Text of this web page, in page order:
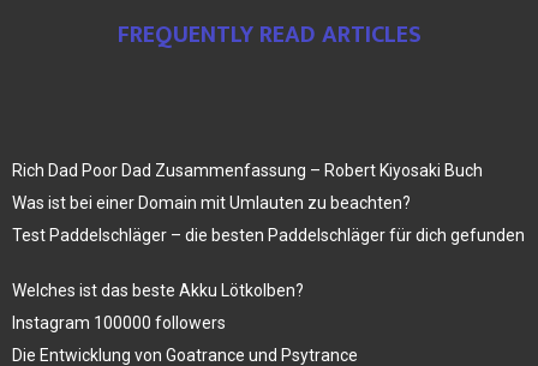
FREQUENTLY READ ARTICLES
Rich Dad Poor Dad Zusammenfassung – Robert Kiyosaki Buch
Was ist bei einer Domain mit Umlauten zu beachten?
Test Paddelschläger – die besten Paddelschläger für dich gefunden
Welches ist das beste Akku Lötkolben?
Instagram 100000 followers
Die Entwicklung von Goatrance und Psytrance